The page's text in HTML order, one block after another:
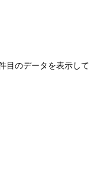
目のデータを表示して